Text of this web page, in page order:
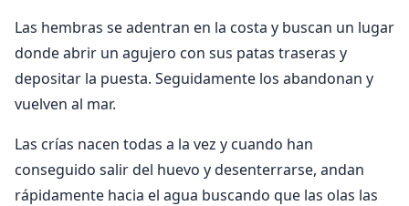
Las hembras se adentran en la costa y buscan un lugar
donde abrir un agujero con sus patas traseras y
depositar la puesta. Seguidamente los abandonan y
vuelven al mar.
Las crías nacen todas a la vez y cuando han
conseguido salir del huevo y desenterrarse, andan
rápidamente hacia el agua buscando que las olas las